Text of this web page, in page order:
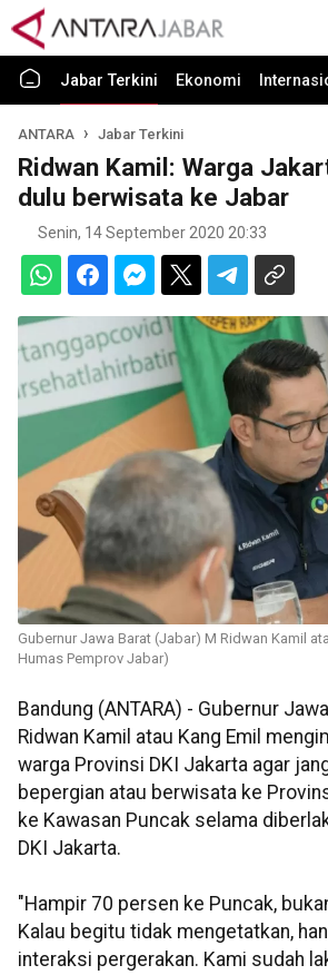
Jabar Terkini Ekonomi
ANTARA Jabar Terkini
Ridwan Kamil: Warga
dulu berwisata ke Jabar
Senin, 14 September 2020 20:33
Gubernur Jawa Barat (Jabar) M Ridwan Kamil
Humas Pemprov Jabar)
Bandung (ANTARA) - Gubernur
Ridwan Kamil atau Kang Emil
warga Provinsi DKI Jakarta agar
bepergian atau berwisata ke
ke Kawasan Puncak selama
DKI Jakarta.
"Hampir 70 persen ke Puncak,
Kalau begitu tidak mengetatkan,
interaksi pergerakan. Kami sudah